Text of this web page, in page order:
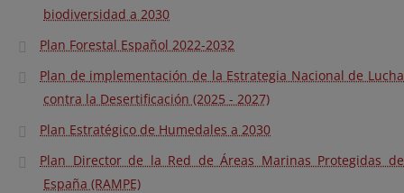
biodiversidad a 2030
Plan Forestal Español 2022-2032
Plan de implementación de la Estrategia Nacional de Lucha
contra la Desertificación (2025 - 2027)
Plan Estratégico de Humedales a 2030
Plan Director de la Red de Áreas Marinas Protegidas de
España (RAMPE)